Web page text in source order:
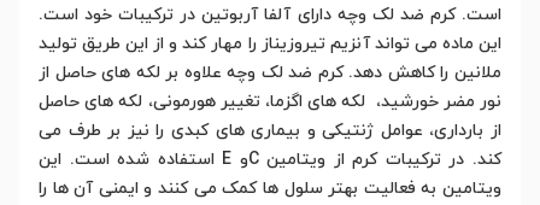
است. کرم ضد لک وچه دارای آلفا آربوتین در ترکیبات خود است.
این ماده می تواند آنزیم تیروزیناز را مهار کند و از این طریق تولید
ملانین را کاهش دهد. کرم ضد لک وچه علاوه بر لکه های حاصل از
نور مضر خورشید، لکه های اگزما، تغییر هورمونی، لکه های حاصل
از بارداری، عوامل ژنتیکی و بیماری های کبدی را نیز بر طرف می
کند. در ترکیبات کرم از ویتامین Cو E استفاده شده است. این
ویتامین به فعالیت بهتر سلول ها کمک می کنند و ایمنی آن ها را